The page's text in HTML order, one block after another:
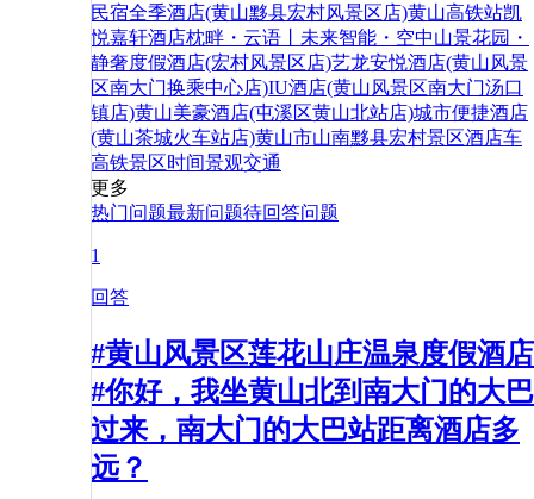
民宿全季酒店(黄山黟县宏村风景区店)黄山高铁站凯
悦嘉轩酒店枕畔・云语丨未来智能・空中山景花园・
静奢度假酒店(宏村风景区店)艺龙安悦酒店(黄山风景
区南大门换乘中心店)IU酒店(黄山风景区南大门汤口
镇店)黄山美豪酒店(屯溪区黄山北站店)城市便捷酒店
(黄山茶城火车站店)黄山市山南黟县宏村景区酒店车
高铁景区时间景观交通
更多
热门问题最新问题待回答问题
1
回答
#黄山风景区莲花山庄温泉度假酒店
#你好，我坐黄山北到南大门的大巴
过来，南大门的大巴站距离酒店多
远？